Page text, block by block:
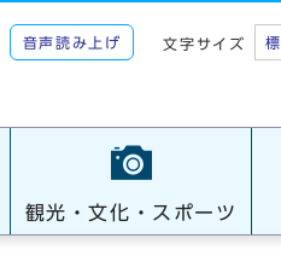
音声読み上げ 文字サイズ
観光・文化・スポーツ